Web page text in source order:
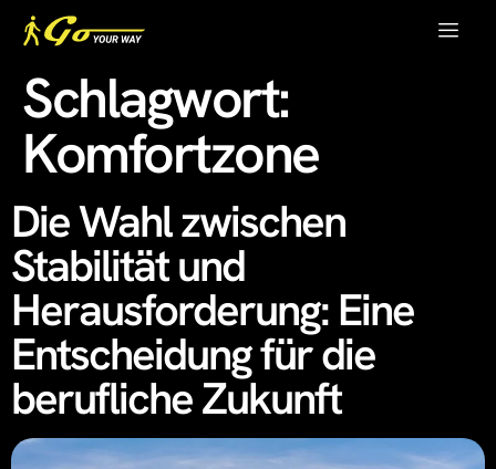
Schlagwort:
Komfortzone
Die Wahl zwischen
Stabilität und
Herausforderung: Eine
Entscheidung für die
berufliche Zukunft